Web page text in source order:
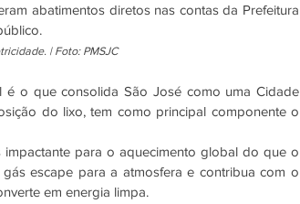
abatimentos diretos nas contas da Prefeitura
| Foto: PMSJC
é o que consolida São José como uma Cidade
do lixo, tem como principal componente o
para o aquecimento global do que o
escape para a atmosfera e contribua com o
em energia limpa.